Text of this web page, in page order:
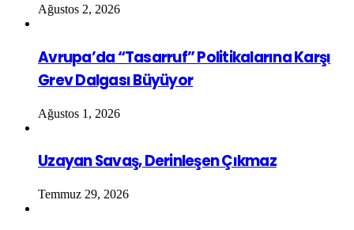
Ağustos 2, 2026
Avrupa’da “Tasarruf” Politikalarına Karşı
Grev Dalgası Büyüyor
Ağustos 1, 2026
Uzayan Savaş, Derinleşen Çıkmaz
Temmuz 29, 2026